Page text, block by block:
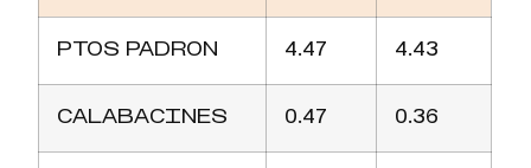
PTOS PADRON 4.47 4.43
CALABACINES 0.47 0.36